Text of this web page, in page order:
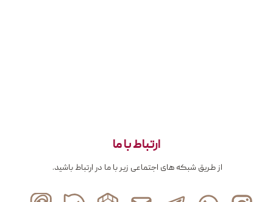
ارتباط با ما
از طریق شبکه های اجتماعی زیر با ما در ارتباط باشید.